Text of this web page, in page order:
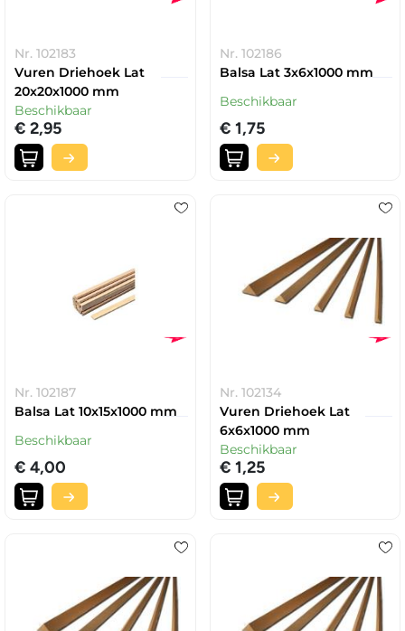
Nr. 102183
Vuren Driehoek Lat
20x20x1000 mm
Beschikbaar
€ 2,95
Nr. 102186
Balsa Lat 3x6x1000 mm
Beschikbaar
€ 1,75
Nr. 102187
Balsa Lat 10x15x1000 mm
Beschikbaar
€ 4,00
Nr. 102134
Vuren Driehoek Lat
6x6x1000 mm
Beschikbaar
€ 1,25